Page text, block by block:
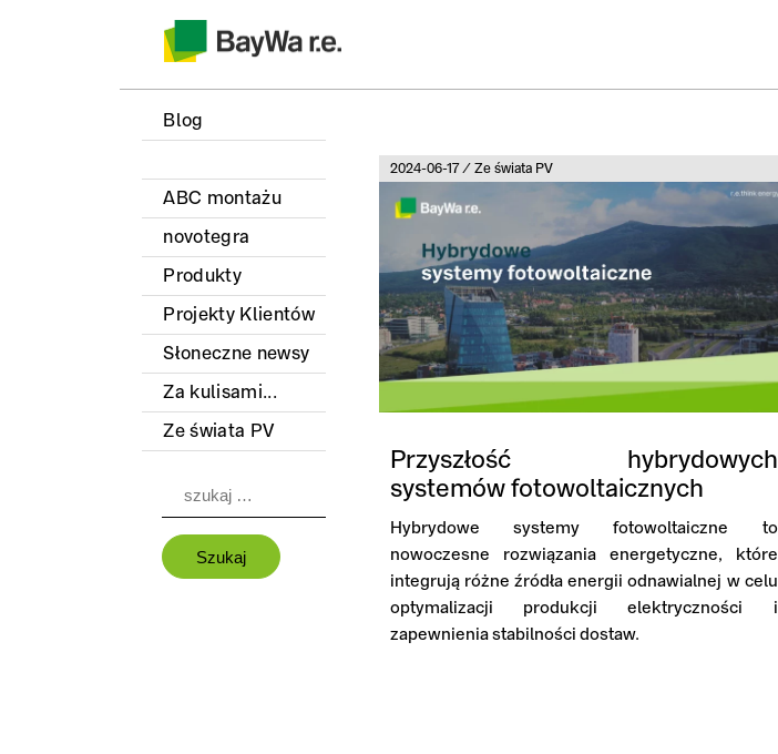
Blog
ABC montażu
novotegra
Produkty
Projekty Klientów
Słoneczne newsy
Za kulisami...
Ze świata PV
Szukaj:
2024-06-17 / Ze świata PV
Przyszłość hybrydowych
systemów fotowoltaicznych
Hybrydowe systemy fotowoltaiczne to
nowoczesne rozwiązania energetyczne, które
integrują różne źródła energii odnawialnej w celu
optymalizacji produkcji elektryczności i
zapewnienia stabilności dostaw.